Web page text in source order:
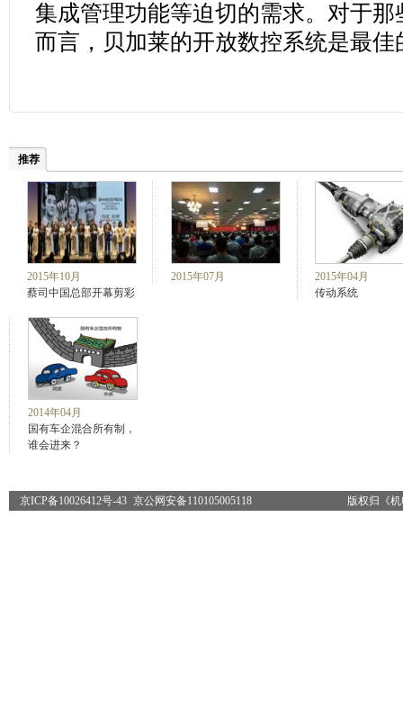
集成管理功能等迫切的需求。 对于那
而言，贝加莱的开放数控系统是最佳
推荐
2015年10月
蔡司中国总部开幕剪彩
2015年07月
2015年04月
传动系统
2014年04月
国有车企混合所有制，
谁会进来？
版权归《
京ICP备10026412号-43 京公网安备110105005118